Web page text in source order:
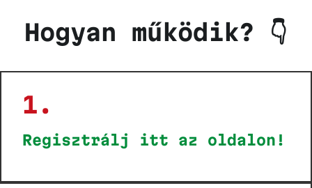
Hogyan működik? 👇
1.
Regisztrálj itt az oldalon!